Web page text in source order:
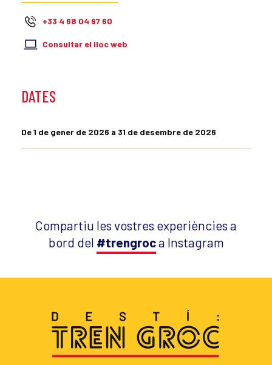
+33 4 68 04 97 60
Consultar el lloc web
DATES
De 1 de gener de 2026 a 31 de desembre de 2026
Compartiu les vostres experiències a
bord del #trengroca Instagram